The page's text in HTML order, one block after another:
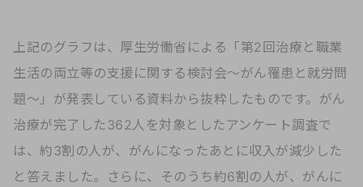
上記のグラフは、厚生労働省による「第2回治療と職業
生活の両立等の支援に関する検討会～がん罹患と就労問
題～」が発表している資料から抜粋したものです。がん
治療が完了した362人を対象としたアンケート調査で
は、約3割の人が、がんになったあとに収入が減少した
と答えました。さらに、そのうち約6割の人が、がんに